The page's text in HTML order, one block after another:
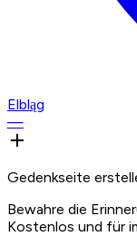
Elbląg
—
Gedenkseite
Bewahre die
Kostenlos und für